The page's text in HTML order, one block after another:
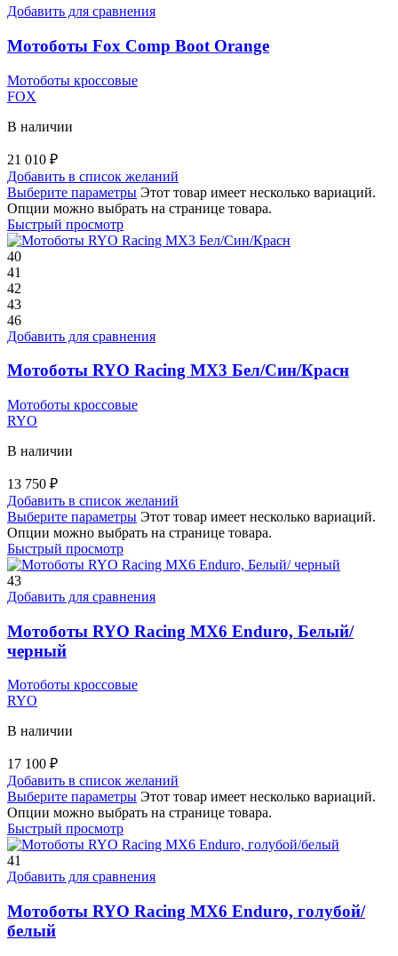
Добавить для сравнения
Мотоботы Fox Comp Boot Orange
Мотоботы кроссовые
FOX
В наличии
21 010 ₽
Добавить в список желаний
Выберите параметры Этот товар имеет несколько вариаций.
Опции можно выбрать на странице товара.
Быстрый просмотр
40
41
42
43
46
Добавить для сравнения
Мотоботы RYO Racing MX3 Бел/Син/Красн
Мотоботы кроссовые
RYO
В наличии
13 750 ₽
Добавить в список желаний
Выберите параметры Этот товар имеет несколько вариаций.
Опции можно выбрать на странице товара.
Быстрый просмотр
43
Добавить для сравнения
Мотоботы RYO Racing MX6 Enduro, Белый/
черный
Мотоботы кроссовые
RYO
В наличии
17 100 ₽
Добавить в список желаний
Выберите параметры Этот товар имеет несколько вариаций.
Опции можно выбрать на странице товара.
Быстрый просмотр
41
Добавить для сравнения
Мотоботы RYO Racing MX6 Enduro, голубой/
белый